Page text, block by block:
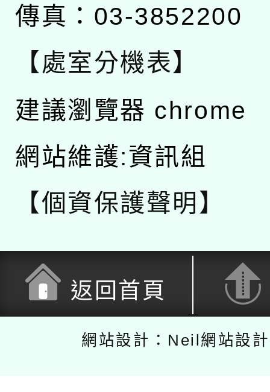
傳真：03-3852200
【處室分機表】
建議瀏覽器 chrome
網站維護:資訊組
【個資保護聲明】
返回首頁
網站設計：Neil網站設